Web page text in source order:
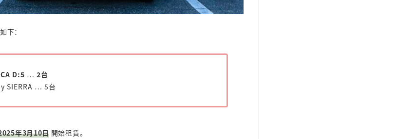
下：
D:5 … 2台
SIERRA … 5台
年3月10日 開始租賃。